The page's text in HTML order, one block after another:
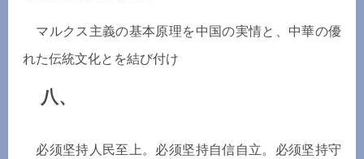
マルクス主義の基本原理を中国の実情と、中華の優
れた伝統文化とを結び付け
八、
必须坚持人民至上。必须坚持自信自立。必须坚持守